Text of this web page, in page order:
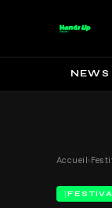
NEWS
Accueil›